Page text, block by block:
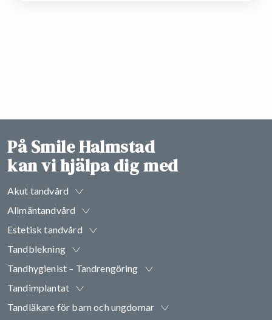
På Smile Halmstad
kan vi hjälpa dig med
Akut tandvård
Allmäntandvård
Estetisk tandvård
Tandblekning
Tandhygienist – Tandrengöring
Tandimplantat
Tandläkare för barn och ungdomar